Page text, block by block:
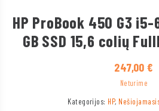
HP ProBook 450 G3 i5-
GB SSD 15,6 colių
247,00€
Neturime
Kategorijos: HP,